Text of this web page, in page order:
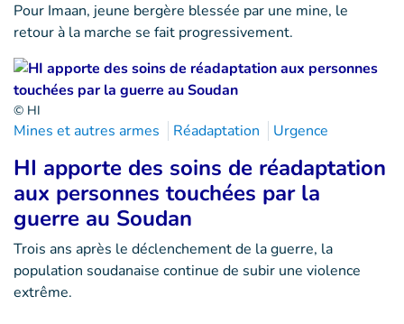
Pour Imaan, jeune bergère blessée par une mine, le
retour à la marche se fait progressivement.
© HI
Mines et autres armes Réadaptation Urgence
HI apporte des soins de réadaptation
aux personnes touchées par la
guerre au Soudan
Trois ans après le déclenchement de la guerre, la
population soudanaise continue de subir une violence
extrême.